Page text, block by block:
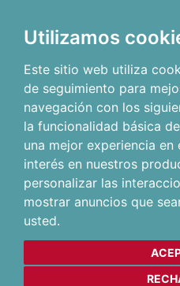
Utilizamos
Este sitio web utiliza
de seguimiento para
navegación con los
la funcionalidad básica
una mejor experiencia en
interés en nuestros
personalizar las
mostrar anuncios que
usted.